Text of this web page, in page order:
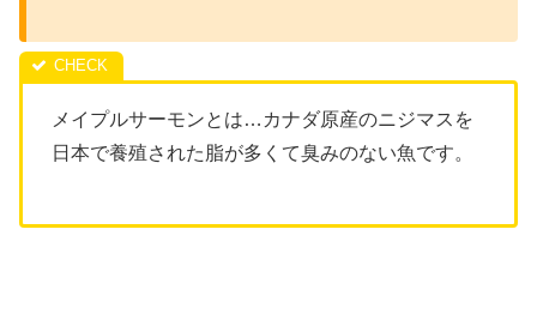
メイプルサーモンとは…カナダ原産のニジマスを
日本で養殖された脂が多く て臭みのない魚です。